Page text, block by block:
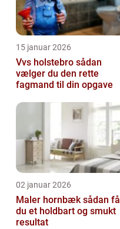
15 januar 2026
Vvs holstebro sådan
vælger du den rette
fagmand til din opgave
02 januar 2026
Maler hornbæk sådan får
du et holdbart og smukt
resultat